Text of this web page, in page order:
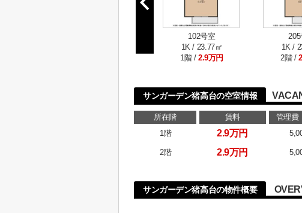
102号室
1K / 23.77㎡
1階 / 2.9万円
1K /
2階 /
サンガーデン猪高台の空室情報
所在階 賃料 管理費
1階
2.9万円
2階 2.9万円
サンガーデン猪高台の物件概要